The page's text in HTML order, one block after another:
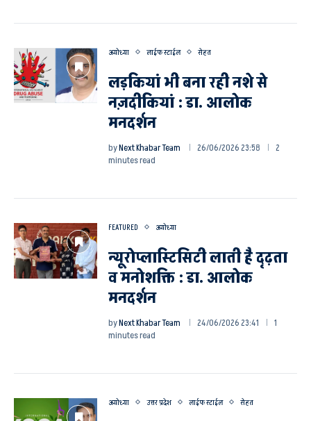
अयोध्या लाईफ स्टाईल सेहत
लड़कियां भी बना रही नशे से
नज़दीकियां : डा. आलोक
मनदर्शन
byNext Khabar Team 26/06/2026 23:58
2
minutes read
FEATURED अयोध्या
न्यूरोप्लास्टिसिटी लाती है दृढ़ता
व मनोशक्ति : डा. आलोक
मनदर्शन
byNext Khabar Team 24/06/2026 23:41
1
minutes read
अयोध्या उत्तर प्रदेश लाईफ स्टाईल सेहत